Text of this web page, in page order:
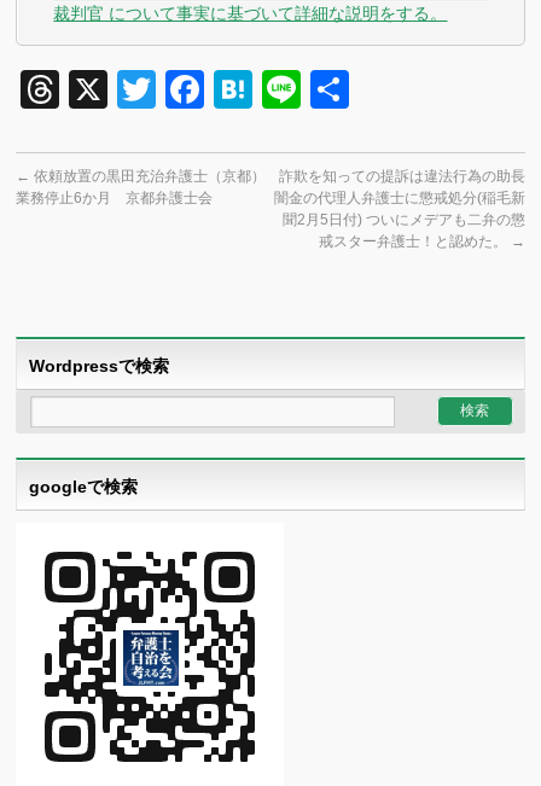
裁判官 について事実に基づいて詳細な説明をする。
Threads
X TwitterFacebook
Hatena
Line
← 依頼放置の黒田充治弁護士（京都）
業務停止6か月 京都弁護士会
詐欺を知っての提訴は違法行為の助長
闇金の代理人弁護士に懲戒処分(稲毛新
聞2月5日付) ついにメデアも二弁の懲
戒スター弁護士！と認めた。
→
Wordpressで検索
googleで検索